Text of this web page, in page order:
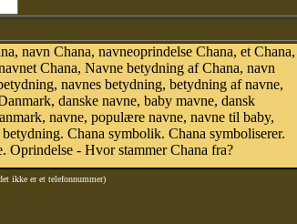
navn Chana, navneoprindelse Chana, et Chana,
Chana, Navne betydning af Chana, navn
navnes betydning, betydning af navne,
danske navne, baby mavne, dansk
navne, populære navne, navne til baby,
Chana symbolik. Chana symboliserer.
Oprindelse - Hvor stammer Chana fra?
ikke er et telefonnummer)